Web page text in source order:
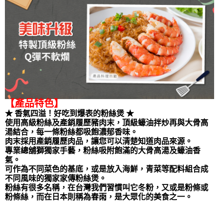
【產品特色】
★ 香氣四溢！好吃到爆表的粉絲煲 ★
使用高級粉絲及產銷履歷豬肉末，頂級蠔油拌炒再與大骨高
湯結合，每一條粉絲都吸飽濃郁香味。
肉末採用產銷履歷肉品，讓您可以清楚知道肉品來源。
專業總舖獅獨家手藝，粉絲吸附飽滿的大骨高湯及蠔油香
氣。
可作為不同菜色的基底，或是放入海鮮，青菜等配料組合成
不同風味的獨家家傳粉絲煲。
粉絲有很多名稱，在台灣我們習慣叫它冬粉，又或是粉條或
粉條絲，而在日本則稱為春雨，是大眾化的美食之一。